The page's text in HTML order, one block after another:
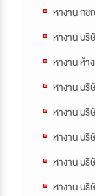
หางาน ก
หางาน บ
หางาน ห้า
หางาน บ
หางาน บริ
หางาน บ
หางาน บ
หางาน บ